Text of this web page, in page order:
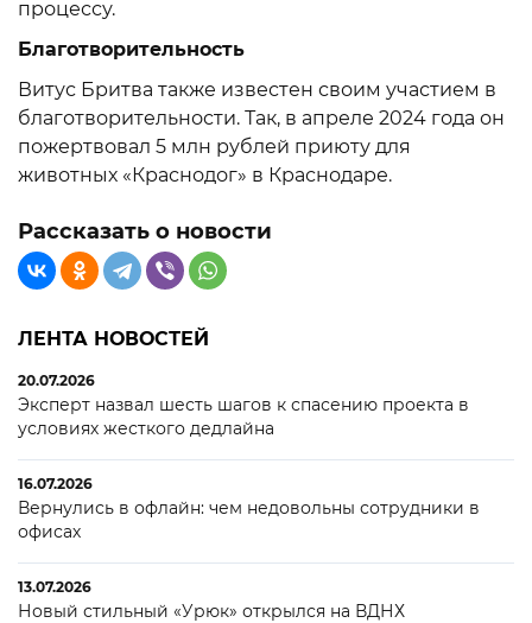
процессу.
Благотворительность
Витус Бритва также известен своим участием в
благотворительности. Так, в апреле 2024 года он
пожертвовал 5 млн рублей приюту для
животных «Краснодог» в Краснодаре.
Рассказать о новости
ЛЕНТА НОВОСТЕЙ
20.07.2026
Эксперт назвал шесть шагов к спасению проекта в
условиях жесткого дедлайна
16.07.2026
Вернулись в офлайн: чем недовольны сотрудники в
офисах
13.07.2026
Новый стильный «Урюк» открылся на ВДНХ